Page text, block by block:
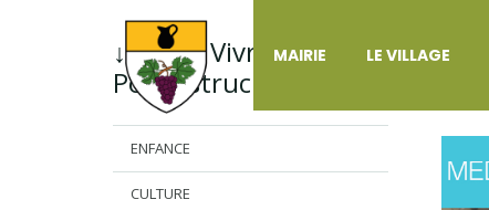
MAIRIE LE VILLAGE
↓ Menu Vivre à
Pouyastruc
ENFANCE
CULTURE